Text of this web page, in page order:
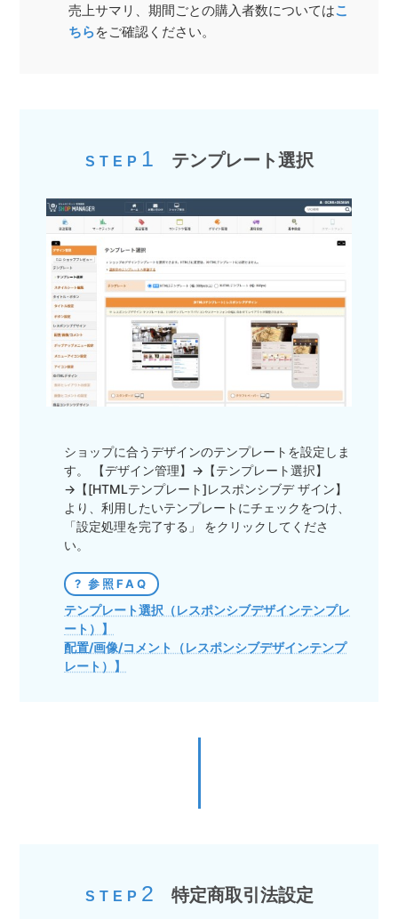
売上サマリ、期間ごとの購入者数についてはこ
ちらをご確認ください。
STEP 1 テンプレート選択
ショップに合うデザインのテンプレートを設定しま
す。 【デザイン管理】→【テンプレート選択】
→【[HTMLテンプレート]レスポンシブデ ザイン】
より、利用したいテンプレートにチェックをつけ、
「設定処理を完了する」 をクリックしてくださ
い。
参照FAQ
テンプレート選択（レスポンシブデザインテンプレ
ート）】
配置/画像/コメント（レスポンシブデザインテンプ
レート）】
STEP 2 特定商取引法設定